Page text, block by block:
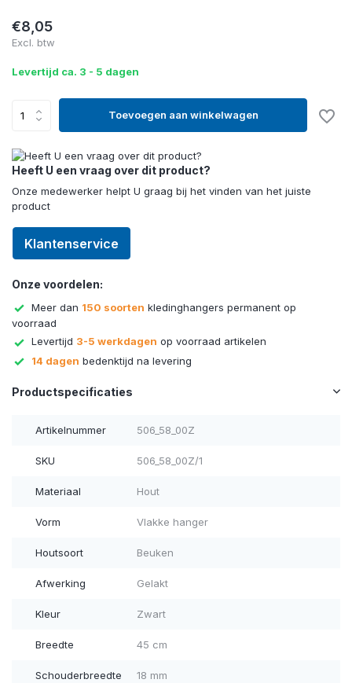
€8,05
Excl. btw
Levertijd ca. 3 - 5 dagen
Toevoegen aan winkelwagen
Heeft U een vraag over dit product?
Onze medewerker helpt U graag bij het vinden van het juiste
product
Klantenservice
Onze voordelen:
Meer dan 150 soorten kledinghangers permanent op
voorraad
Levertijd 3-5 werkdagen op voorraad artikelen
14 dagen bedenktijd na levering
Productspecificaties
Artikelnummer 506_58_00Z
SKU 506_58_00Z/1
Materiaal Hout
Vorm Vlakke hanger
Houtsoort Beuken
Afwerking Gelakt
Kleur Zwart
Breedte 45 cm
Schouderbreedte 18 mm